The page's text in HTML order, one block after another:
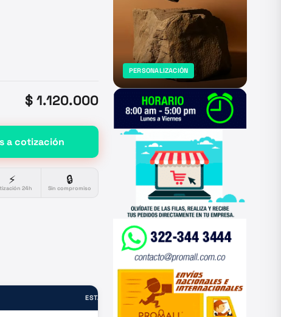
$ 1.120.000
a cotización
⚡
24h
🔒
Sin compromiso
ESTADO
PERSONALIZACIÓN